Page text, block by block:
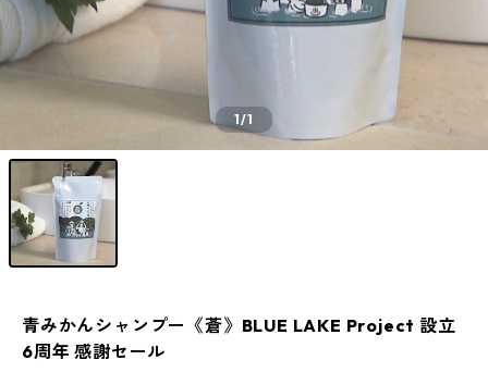
1/1
青みかんシャンプー《蒼》BLUE LAKE Project 設立
6周年 感謝セール